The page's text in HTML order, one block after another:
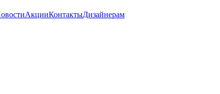
АкцииКонтактыДизайнерам